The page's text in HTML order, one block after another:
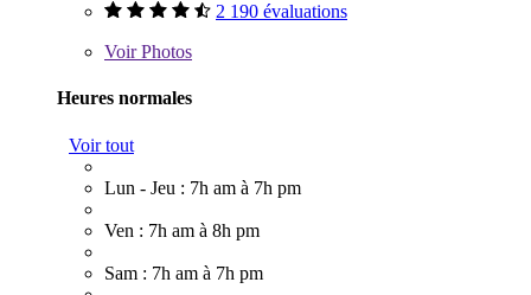
2 190 évaluations
VoirPhotos
Heures normales
Voir tout
Lun - Jeu : 7h am à 7h pm
Ven : 7h am à 8h pm
Sam : 7h am à 7h pm